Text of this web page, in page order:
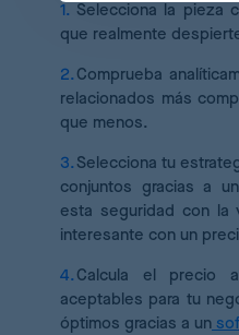
Selecciona la pieza
que realmente
Comprueba
relacionados más
que menos.
Selecciona tu
conjuntos gracias a
esta seguridad con la
interesante con un
Calcula el precio
aceptables para tu
óptimos gracias a un